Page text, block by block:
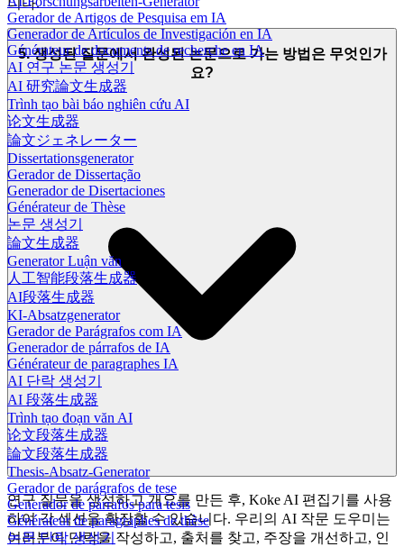
Gerador de Artigos de Pesquisa em IA
Generador de Artículos de Investigación en IA
Générateur de documents de recherche en IA
AI 연구 논문 생성기
AI 研究論文生成器
Trình tạo bài báo nghiên cứu AI
论文生成器
論文ジェネレーター
Dissertationsgenerator
Gerador de Dissertação
Generador de Disertaciones
Générateur de Thèse
논문 생성기
論文生成器
Generator Luận văn
人工智能段落生成器
AI段落生成器
KI-Absatzgenerator
Gerador de Parágrafos com IA
Generador de párrafos de IA
Générateur de paragraphes IA
AI 단락 생성기
AI 段落生成器
Trình tạo đoạn văn AI
论文段落生成器
論文段落生成器
Thesis-Absatz-Generator
Gerador de parágrafos de tese
Generador de párrafos para tesis
Générateur de paragraphes de thèse
논문 단락 생성기
니다.
5. 생성된 질문에서 완성된 논문으로 가는 방법은 무엇인가
요?
연구 질문을 생성하고 개요를 만든 후, Koke AI 편집기를 사용
하여 각 섹션을 확장할 수 있습니다. 우리의 AI 작문 도우미는
여러분이 단락을 작성하고, 출처를 찾고, 주장을 개선하고, 인